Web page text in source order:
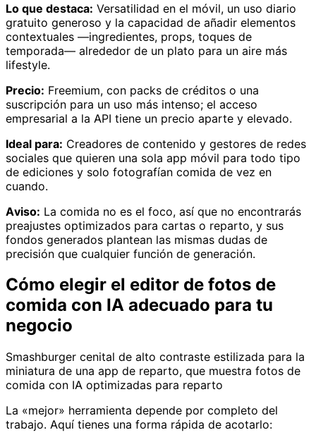
Lo que destaca: Versatilidad en el móvil, un uso diario
gratuito generoso y la capacidad de añadir elementos
contextuales —ingredientes, props, toques de
temporada— alrededor de un plato para un aire más
lifestyle.
Precio: Freemium, con packs de créditos o una
suscripción para un uso más intenso; el acceso
empresarial a la API tiene un precio aparte y elevado.
Ideal para: Creadores de contenido y gestores de redes
sociales que quieren una sola app móvil para todo tipo
de ediciones y solo fotografían comida de vez en
cuando.
Aviso: La comida no es el foco, así que no encontrarás
preajustes optimizados para cartas o reparto, y sus
fondos generados plantean las mismas dudas de
precisión que cualquier función de generación.
Cómo elegir el editor de fotos de
comida con IA adecuado para tu
negocio
Smashburger cenital de alto contraste estilizada para la
miniatura de una app de reparto, que muestra fotos de
comida con IA optimizadas para reparto
La «mejor» herramienta depende por completo del
trabajo. Aquí tienes una forma rápida de acotarlo: